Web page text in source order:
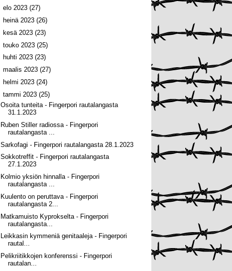
elo 2023 (27)
heinä 2023 (26)
kesä 2023 (23)
touko 2023 (25)
huhti 2023 (23)
maalis 2023 (27)
helmi 2023 (24)
tammi 2023 (25)
Osoita tunteita - Fingerpori rautalangasta
31.1.2023
Ruben Stiller radiossa - Fingerpori
rautalangasta ...
Sarkofagi - Fingerpori rautalangasta 28.1.2023
Sokkotreffit - Fingerpori rautalangasta
27.1.2023
Kolmio yksiön hinnalla - Fingerpori
rautalangasta ...
Kuulento on peruttava - Fingerpori
rautalangasta 2...
Matkamuisto Kyprokselta - Fingerpori
rautalangasta...
Leikkasin kymmeniä genitaaleja - Fingerpori
rautal...
Pelikriitikkojen konferenssi - Fingerpori
rautalan...